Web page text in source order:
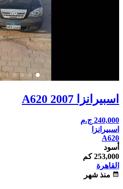
اسبيرانزا A620 2007
240,000 ج.م
اسبيرانزا
A620
أسود
253,000 كم
القاهرة
calendar_month منذ شهر